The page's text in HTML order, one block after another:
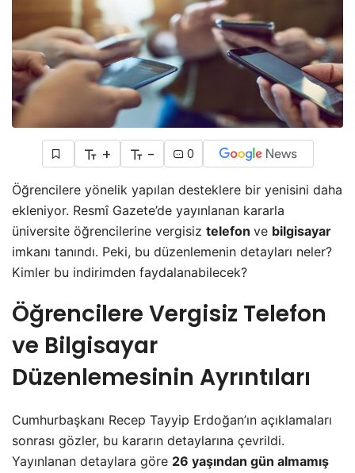
+ - 0
Öğrencilere yönelik yapılan desteklere bir yenisini daha
ekleniyor. Resmî Gazete’de yayınlanan kararla
üniversite öğrencilerine vergisiz telefon ve bilgisayar
imkanı tanındı. Peki, bu düzenlemenin detayları neler?
Kimler bu indirimden faydalanabilecek?
Öğrencilere Vergisiz Telefon
ve Bilgisayar
Düzenlemesinin Ayrıntıları
Cumhurbaşkanı Recep Tayyip Erdoğan’ın açıklamaları
sonrası gözler, bu kararın detaylarına çevrildi.
Yayınlanan detaylara göre 26 yaşından gün almamış